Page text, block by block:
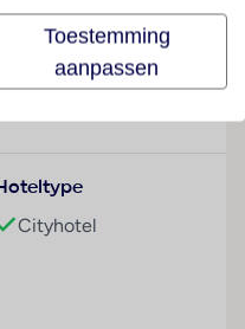
bij het in- en
een kluis, een
en een
Het hotel beschikt
Een
zijn voorhanden om
Buiten biedt een
en recreatie. Tot
Cityhotel
Toestemming
aanpassen